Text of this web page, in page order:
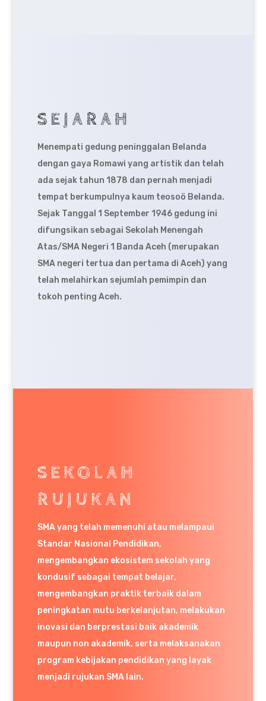
SEJARAH
Menempati gedung peninggalan Belanda
dengan gaya Romawi yang artistik dan telah
ada sejak tahun 1878 dan pernah menjadi
tempat berkumpulnya kaum teosoö Belanda.
Sejak Tanggal 1 September 1946 gedung ini
difungsikan sebagai Sekolah Menengah
Atas/SMA Negeri 1 Banda Aceh (merupakan
SMA negeri tertua dan pertama di Aceh) yang
telah melahirkan sejumlah pemimpin dan
tokoh penting Aceh.
SEKOLAH
RUJUKAN
SMA yang telah memenuhi atau melampaui
Standar Nasional Pendidikan,
mengembangkan ekosistem sekolah yang
kondusif sebagai tempat belajar,
mengembangkan praktik terbaik dalam
peningkatan mutu berkelanjutan, melakukan
inovasi dan berprestasi baik akademik
maupun non akademik, serta melaksanakan
program kebijakan pendidikan yang layak
menjadi rujukan SMA lain.